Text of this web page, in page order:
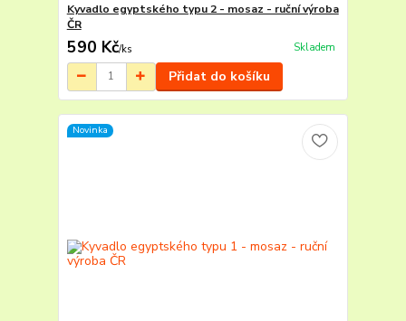
Kyvadlo egyptského typu 2 - mosaz - ruční výroba
ČR
590 Kč/ks Skladem
Přidat do košíku
Novinka